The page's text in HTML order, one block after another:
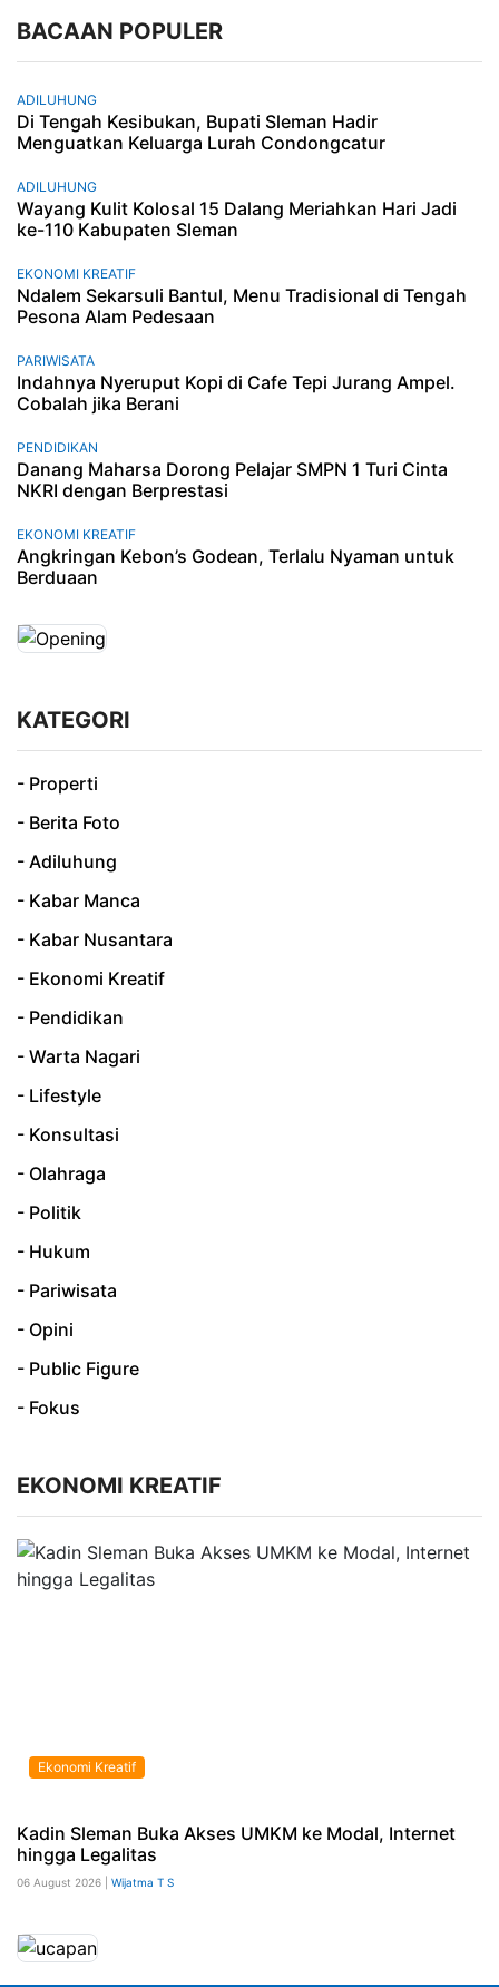
BACAAN POPULER
ADILUHUNG
Di Tengah Kesibukan, Bupati Sleman Hadir
Menguatkan Keluarga Lurah Condongcatur
ADILUHUNG
Wayang Kulit Kolosal 15 Dalang Meriahkan Hari Jadi
ke-110 Kabupaten Sleman
EKONOMI KREATIF
Ndalem Sekarsuli Bantul, Menu Tradisional di Tengah
Pesona Alam Pedesaan
PARIWISATA
Indahnya Nyeruput Kopi di Cafe Tepi Jurang Ampel.
Cobalah jika Berani
PENDIDIKAN
Danang Maharsa Dorong Pelajar SMPN 1 Turi Cinta
NKRI dengan Berprestasi
EKONOMI KREATIF
Angkringan Kebon’s Godean, Terlalu Nyaman untuk
Berduaan
KATEGORI
- Properti
- Berita Foto
- Adiluhung
- Kabar Manca
- Kabar Nusantara
- Ekonomi Kreatif
- Pendidikan
- Warta Nagari
- Lifestyle
- Konsultasi
- Olahraga
- Politik
- Hukum
- Pariwisata
- Opini
- Public Figure
- Fokus
EKONOMI KREATIF
Ekonomi Kreatif
Kadin Sleman Buka Akses UMKM ke Modal, Internet
hingga Legalitas
06 August 2026 | Wijatma T S